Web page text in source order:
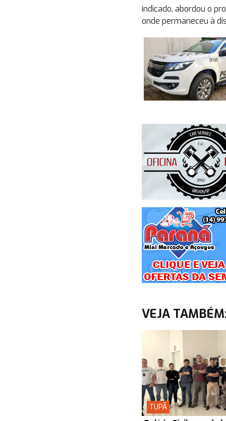
indicado, abordou o
onde permaneceu à
VEJA
TUPÃ